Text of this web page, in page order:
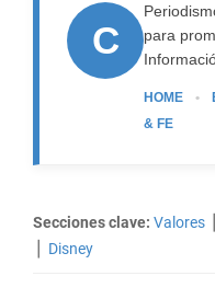
C
para
HOME •
& FE
Secciones clave: Valores
Disney